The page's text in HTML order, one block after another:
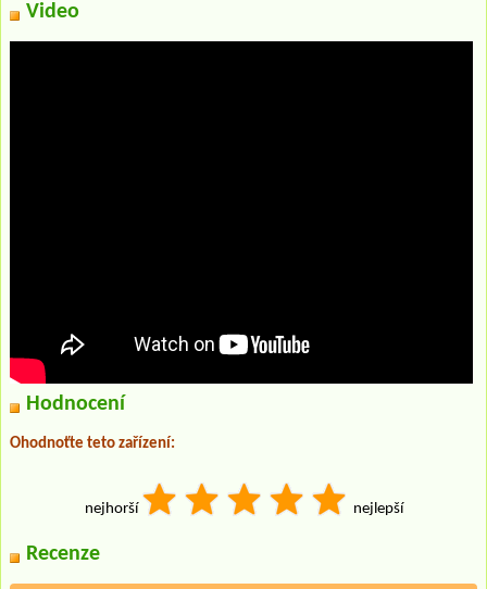
Video
Hodnocení
Ohodnoťte teto zařízení:
nejhorší nejlepší
Recenze